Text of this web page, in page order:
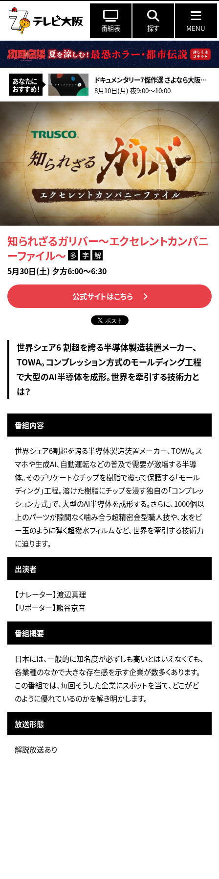
番組表 探す MENU
あなたに
おすすめ！
ドキュメンタリー7傑作選 さよなら大阪松竹座 ～俳優たちの別れと覚悟の舞台裏～
8月10日(月) 夜9:00〜10:00
知られざるガリバー～エクセレントカンパニ
ーファイル～ 多 字 解
5月30日(土) 夕方6:00～6:30
公式サイトはこちら
世界シェア6 割超を誇る半導体製造装置メーカー、
TOWA。コンプレッション方式のモールディング工程
で大型のAI半導体を成形。世界を牽引する技術力と
は？
番組内容
世界シェア6割超を誇る半導体製造装置メーカー、TOWA。ス
マホや生成AI、自動運転などの普及で需要が激増する半導
体。そのデリケートなチップを樹脂で覆って保護する「モール
ディング」工程。溶けた樹脂にチップを浸す独自の「コンプレッ
ション方式」で、大型のAI半導体を成形する。さらに、1000個以
上のパーツが隙間なく噛み合う超精密金型職人技や、水をビ
ー玉のように弾く超撥水フィルムなど、世界を牽引する技術力
に迫ります。
出演者
【ナレーター】渡辺真理
【リポーター】熊谷京音
番組概要
日本には、一般的に知名度が必ずしも高いとはいえなくても、
各業種のなかで大きな存在感を示す企業が数多くあります。
この番組では、毎回そうした企業にスポットを当て、どこがど
のように優れているのかを解き明かします。
放送形態
解説放送あり